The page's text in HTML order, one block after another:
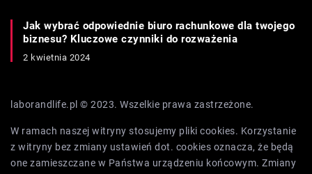
Jak wybrać odpowiednie biuro rachunkowe dla twojego
biznesu? Kluczowe czynniki do rozważenia
2 kwietnia 2024
laborandlife.pl © 2023. Wszelkie prawa zastrzeżone.
W ramach naszej witryny stosujemy pliki cookies. Korzystanie
z witryny bez zmiany ustawień dot. cookies oznacza, że będą
one zamieszczane w Państwa urządzeniu końcowym. Zmiany